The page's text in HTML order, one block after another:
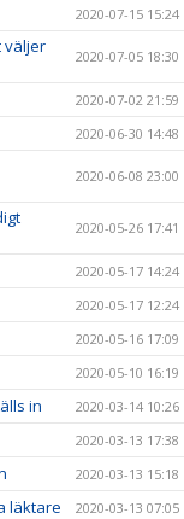
2020-07-15 15:24
väljer
2020-07-05 18:30
2020-07-02 21:59
2020-06-30 14:48
2020-06-08 23:00
2020-05-26 17:41
2020-05-17 14:24
2020-05-17 12:24
2020-05-16 17:09
2020-05-10 16:19
in 2020-03-14 10:26
2020-03-13 17:38
2020-03-13 15:18
läktare 2020-03-13 07:05